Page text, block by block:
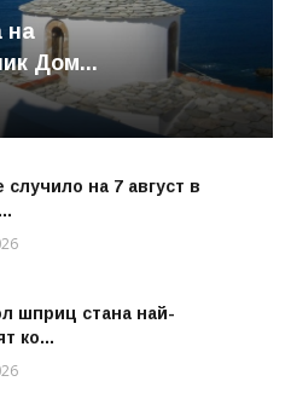
на
Дом...
случило на 7 август в
шприц стана най-
ко...